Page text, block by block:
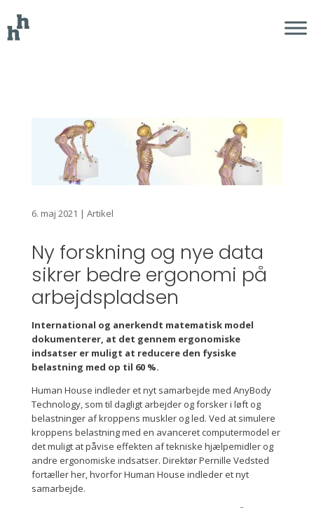
6. maj 2021 | Artikel
Ny forskning og nye data
sikrer bedre ergonomi på
arbejdspladsen
International og anerkendt matematisk model
dokumenterer, at det gennem ergonomiske
indsatser er muligt at reducere den fysiske
belastning med op til 60 %.
Human House indleder et nyt samarbejde med AnyBody
Technology, som til dagligt arbejder og forsker i løft og
belastninger af kroppens muskler og led. Ved at simulere
kroppens belastning med en avanceret computermodel er
det muligt at påvise effekten af tekniske hjælpemidler og
andre ergonomiske indsatser. Direktør Pernille Vedsted
fortæller her, hvorfor Human House indleder et nyt
samarbejde.